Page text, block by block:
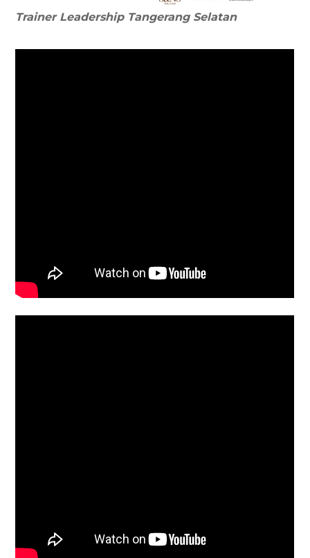
Trainer Leadership Tangerang Selatan